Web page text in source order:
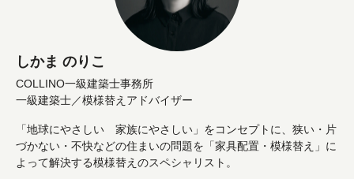
しかま のりこ
COLLINO一級建築士事務所
一級建築士／模様替えアドバイザー
「地球にやさしい 家族にやさしい」をコンセプトに、狭い・片
づかない・不快などの住まいの問題を「家具配置・模様替え」に
よって解決する模様替えのスペシャリスト。